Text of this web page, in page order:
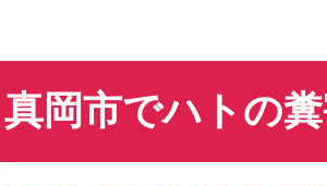
真岡市でハトの